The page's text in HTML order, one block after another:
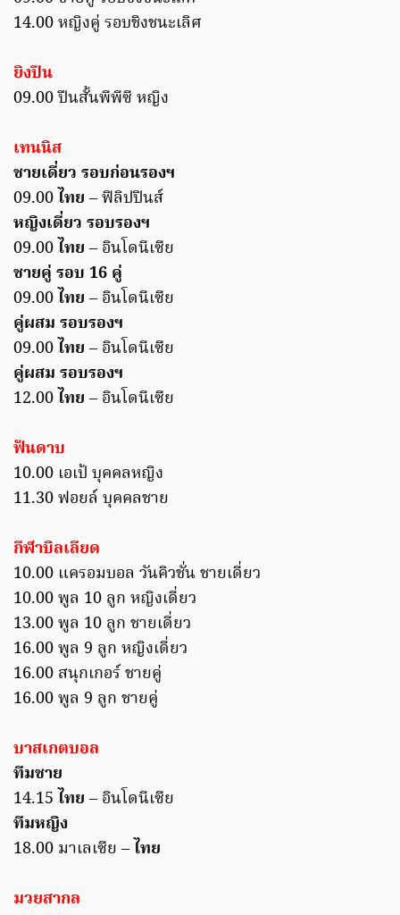
14.00 หญิงคู่ รอบชิงชนะเลิศ
ยิงปืน
09.00 ปืนสั้นพีพีซี หญิง
เทนนิส
ชายเดี่ยว รอบก่อนรองฯ
09.00 ไทย – ฟิลิปปินส์
หญิงเดี่ยว รอบรองฯ
09.00 ไทย – อินโดนีเซีย
ชายคู่ รอบ 16 คู่
09.00 ไทย – อินโดนีเซีย
คู่ผสม รอบรองฯ
09.00 ไทย – อินโดนีเซีย
คู่ผสม รอบรองฯ
12.00 ไทย – อินโดนีเซีย
ฟันดาบ
10.00 เอเป้ บุคคลหญิง
11.30 ฟอยล์ บุคคลชาย
กีฬาบิลเลียด
10.00 แครอมบอล วันคิวชั่น ชายเดี่ยว
10.00 พูล 10 ลูก หญิงเดี่ยว
13.00 พูล 10 ลูก ชายเดี่ยว
16.00 พูล 9 ลูก หญิงเดี่ยว
16.00 สนุกเกอร์ ชายคู่
16.00 พูล 9 ลูก ชายคู่
บาสเกตบอล
ทีมชาย
14.15 ไทย – อินโดนีเซีย
ทีมหญิง
18.00 มาเลเซีย – ไทย
มวยสากล